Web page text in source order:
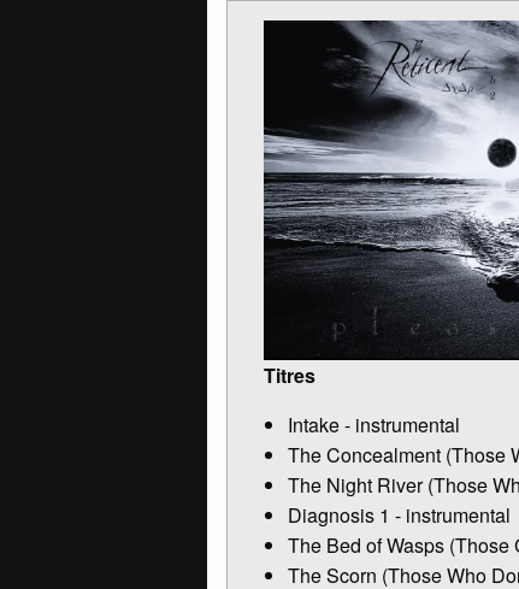
Titres
Intake - instrumental
The Concealment (Those
The Night River (Those
Diagnosis 1 - instrumental
The Bed of Wasps
The Scorn (Those Who